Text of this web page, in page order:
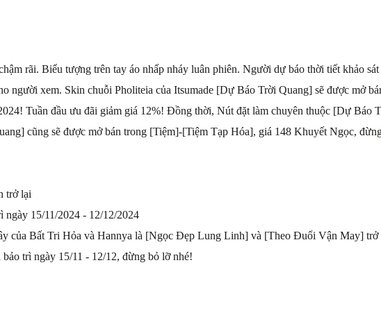
rãi. Biểu tượng trên tay áo nhấp nháy luân phiên. Người dự báo thời tiết khảo
người xem. Skin chuỗi Pholiteia của Itsumade [Dự Báo Trời Quang] sẽ được mở
Tuần đầu ưu đãi giảm giá 12%! Đồng thời, Nút đặt làm chuyên thuộc [Dự Báo
cũng sẽ được mở bán trong [Tiệm]-[Tiệm Tạp Hóa], giá 148 Khuyết Ngọc,
trở lại
ngày 15/11/2024 - 12/12/2024
của Bất Tri Hỏa và Hannya là [Ngọc Đẹp Lung Linh] và [Theo Đuổi Vận May] trở
trì ngày 15/11 - 12/12, đừng bỏ lỡ nhé!